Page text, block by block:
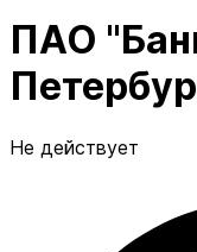
ПАО
Не действует